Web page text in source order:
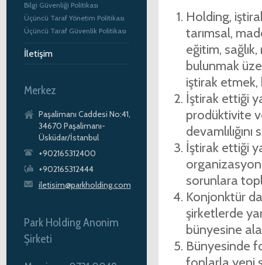
Bilgi Güvenliği Politikası
Üçüncü Taraf Yönetim Politikası
Üçüncü Taraf Güvenlik Politikası
İletişim
Merkez
Paşalimanı Caddesi No:41,
34670 Paşalimanı-
Üsküdar/İstanbul
+902165312400
+902165312444
iletisim@parkholding.com
Park Holding Anonim
Şirketi
Holding,
tarımsal,
eğitim,
bulunmak
iştirak
İştirak ettiği
prodüktivite
İştirak ettiği
sorunlara
Konjonktür
şirketlerde
bünyesine
Bünyesinde